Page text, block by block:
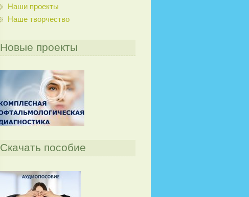
Наши проекты
Наше творчество
Новые проекты
Скачать пособие